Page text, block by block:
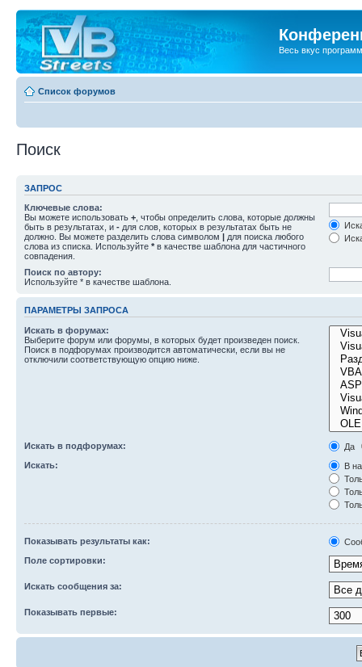
Весь вкус
Список форумов
Поиск
ЗАПРОС
Ключевые слова:
Вы можете использовать + , чтобы определить слова, которые должны
быть в результатах, и - для слов, которых в результатах быть не
должно. Вы можете разделить слова символом | для поиска любого
слова из списка. Используйте * в качестве шаблона для частичного
совпадения.
Поиск по автору:
Используйте * в качестве шаблона.
ПАРАМЕТРЫ ЗАПРОСА
Искать в форумах:
Выберите форум или форумы, в которых будет произведен поиск.
Поиск в подфорумах производится автоматически, если вы не
отключили соответствующую опцию ниже.
Искать в подфорумах:
Да
Искать:
В
Показывать результаты как:
Поле сортировки:
Искать сообщения за:
Показывать первые: